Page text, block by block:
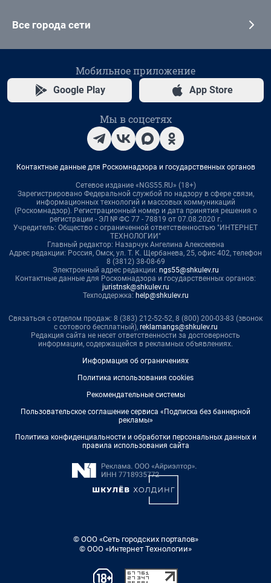
Все города сети
Мобильное приложение
Google Play App Store
Мы в соцсетях
Контактные данные для Роскомнадзора и государственных органов
Сетевое издание «NGS55.RU» (18+)
Зарегистрировано Федеральной службой по надзору в сфере связи,
информационных технологий и массовых коммуникаций
(Роскомнадзор). Регистрационный номер и дата принятия решения о
регистрации - ЭЛ № ФС 77 - 78819 от 07.08.2020 г.
Учредитель: Общество с ограниченной ответственностью "ИНТЕРНЕТ
ТЕХНОЛОГИИ"
Главный редактор: Назарчук Ангелина Алексеевна
Адрес редакции: Россия, Омск, ул. Т. К. Щербанева, 25, офис 402, телефон
8 (3812) 38-08-69
Электронный адрес редакции: ngs55@shkulev.ru
Контактные данные для Роскомнадзора и государственных органов:
juristnsk@shkulev.ru
Техподдержка: help@shkulev.ru
Связаться с отделом продаж: 8 (383) 212-52-52, 8 (800) 200-03-83 (звонок
с сотового бесплатный), reklamangs@shkulev.ru
Редакция сайта не несет ответственности за достоверность
информации, содержащейся в рекламных объявлениях.
Информация об ограничениях
Политика использования cookies
Рекомендательные системы
Пользовательское соглашение сервиса «Подписка без баннерной
рекламы»
Политика конфиденциальности и обработки персональных данных и
правила использования сайта
© ООО «Сеть городских порталов»
© ООО «Интернет Технологии»